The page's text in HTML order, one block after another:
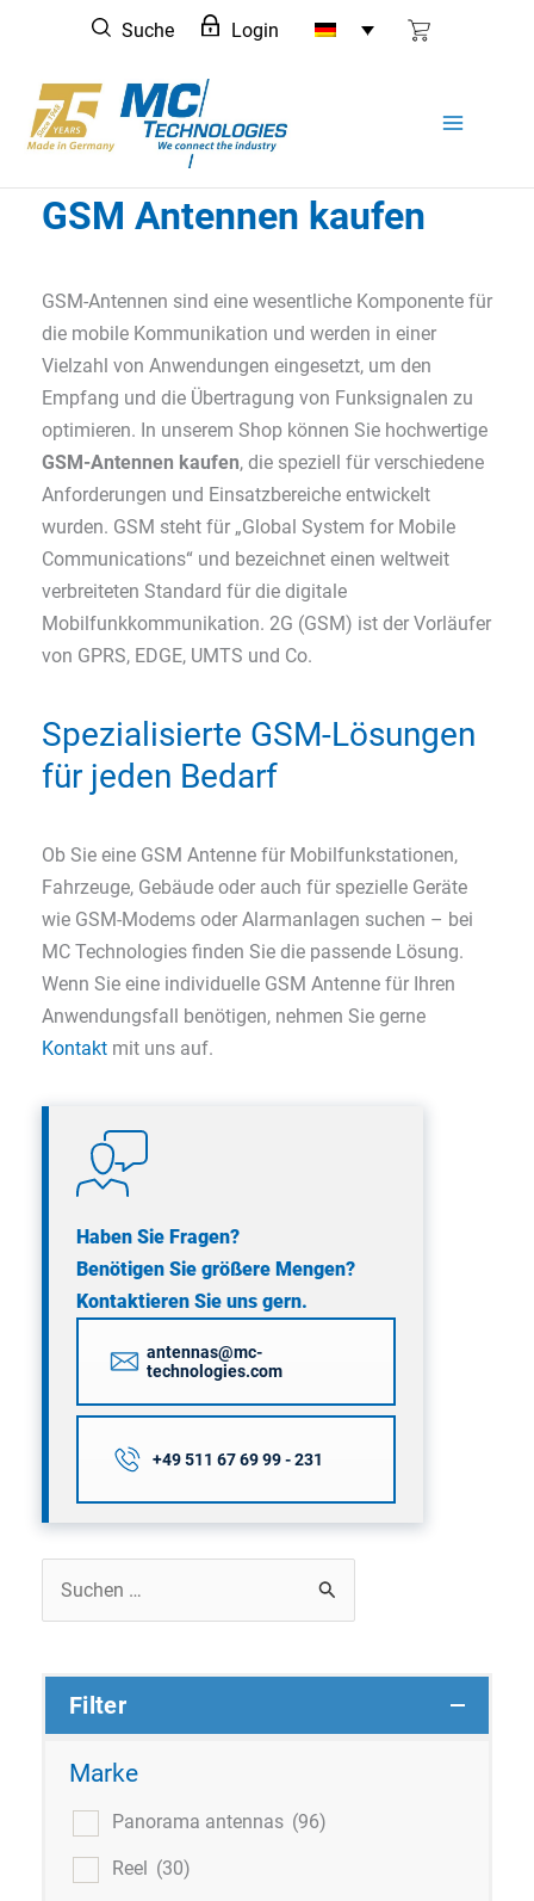
springen
Suche Login
GSM Antennen kaufen
GSM-Antennen sind eine wesentliche Komponente für
die mobile Kommunikation und werden in einer
Vielzahl von Anwendungen eingesetzt, um den
Empfang und die Übertragung von Funksignalen zu
optimieren. In unserem Shop können Sie hochwertige
GSM-Antennen kaufen, die speziell für verschiedene
Anforderungen und Einsatzbereiche entwickelt
wurden. GSM steht für „Global System for Mobile
Communications“ und bezeichnet einen weltweit
verbreiteten Standard für die digitale
Mobilfunkkommunikation. 2G (GSM) ist der Vorläufer
von GPRS, EDGE, UMTS und Co.
Spezialisierte GSM-Lösungen
für jeden Bedarf
Ob Sie eine GSM Antenne für Mobilfunkstationen,
Fahrzeuge, Gebäude oder auch für spezielle Geräte
wie GSM-Modems oder Alarmanlagen suchen – bei
MC Technologies finden Sie die passende Lösung.
Wenn Sie eine individuelle GSM Antenne für Ihren
Anwendungsfall benötigen, nehmen Sie gerne
Kontakt mit uns auf.
Haben Sie Fragen?
Benötigen Sie größere Mengen?
Kontaktieren Sie uns gern.
antennas@mc-
technologies.com
+49 511 67 69 99 - 231
Filter
Marke
Panorama antennas (96)
Reel (30)